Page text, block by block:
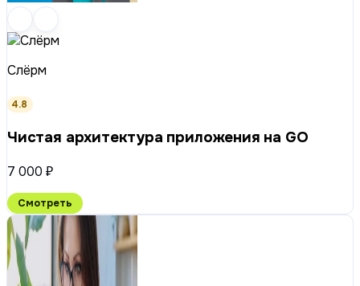
Слёрм
4.8
Чистая архитектура приложения на GO
7 000 ₽
Смотреть